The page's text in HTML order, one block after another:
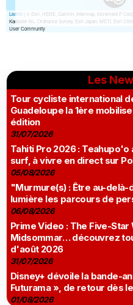
Les
Tour cycliste international
Guadeloupe la 1ère
édition
31/07/2026
Tahiti Pro 2026 :
surf, à vivre en direct sur
05/08/2026
"Murmure(s) : Être au-
lumière les parcours de
06/08/2026
Prime Video : The Five-
Midsommar… découvrez
d'août 2026
31/07/2026
Disney+ dévoile la bande-
Futurama », de retour dès
01/08/2026